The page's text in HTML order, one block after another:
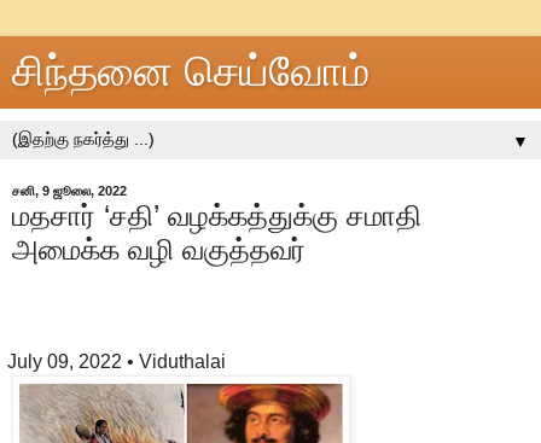
சிந்தனை செய்வோம்
▼
சனி, 9 ஜூலை, 2022
மதசார் ‘சதி’ வழக்கத்துக்கு சமாதி
அமைக்க வழி வகுத்தவர்
09, 2022• Viduthalai